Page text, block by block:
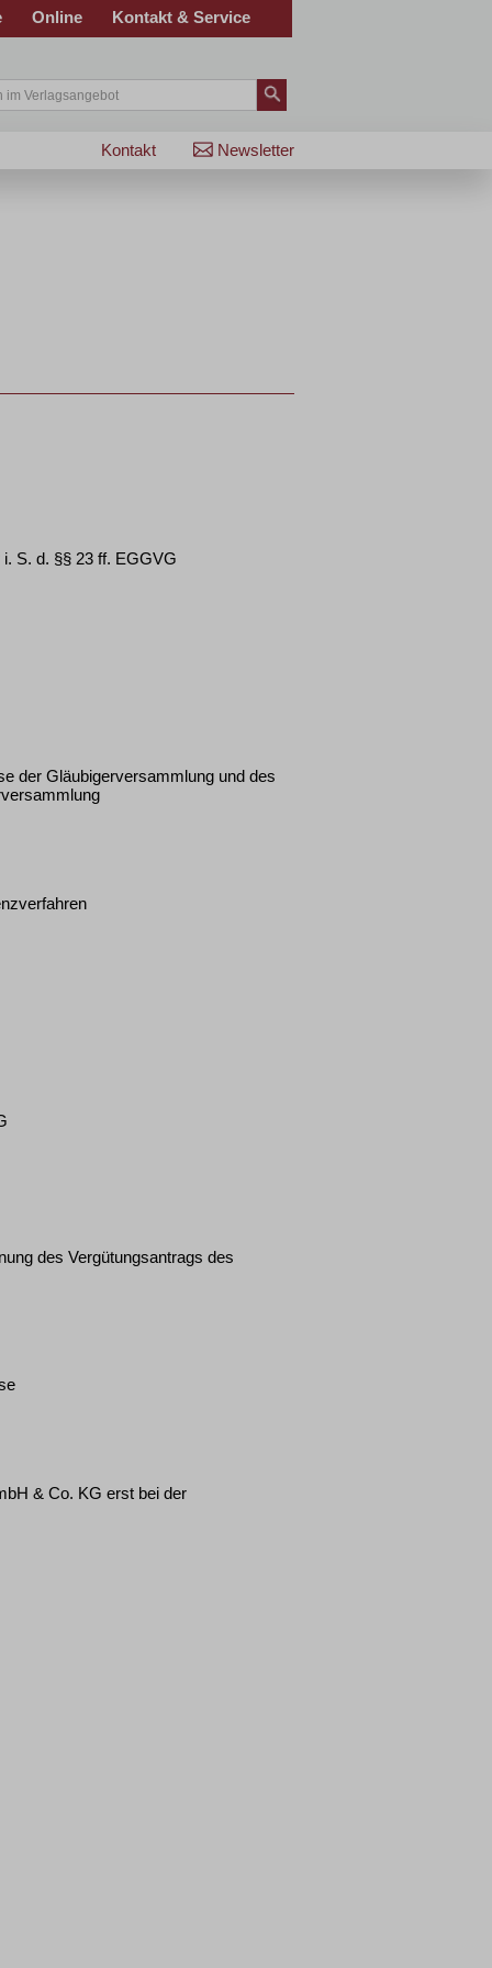
Online Kontakt & Service
Newsletter
Kontakt
S. d. §§ 23 ff. EGGVG
der Gläubigerversammlung und des
des Vergütungsantrags des
& Co. KG erst bei der